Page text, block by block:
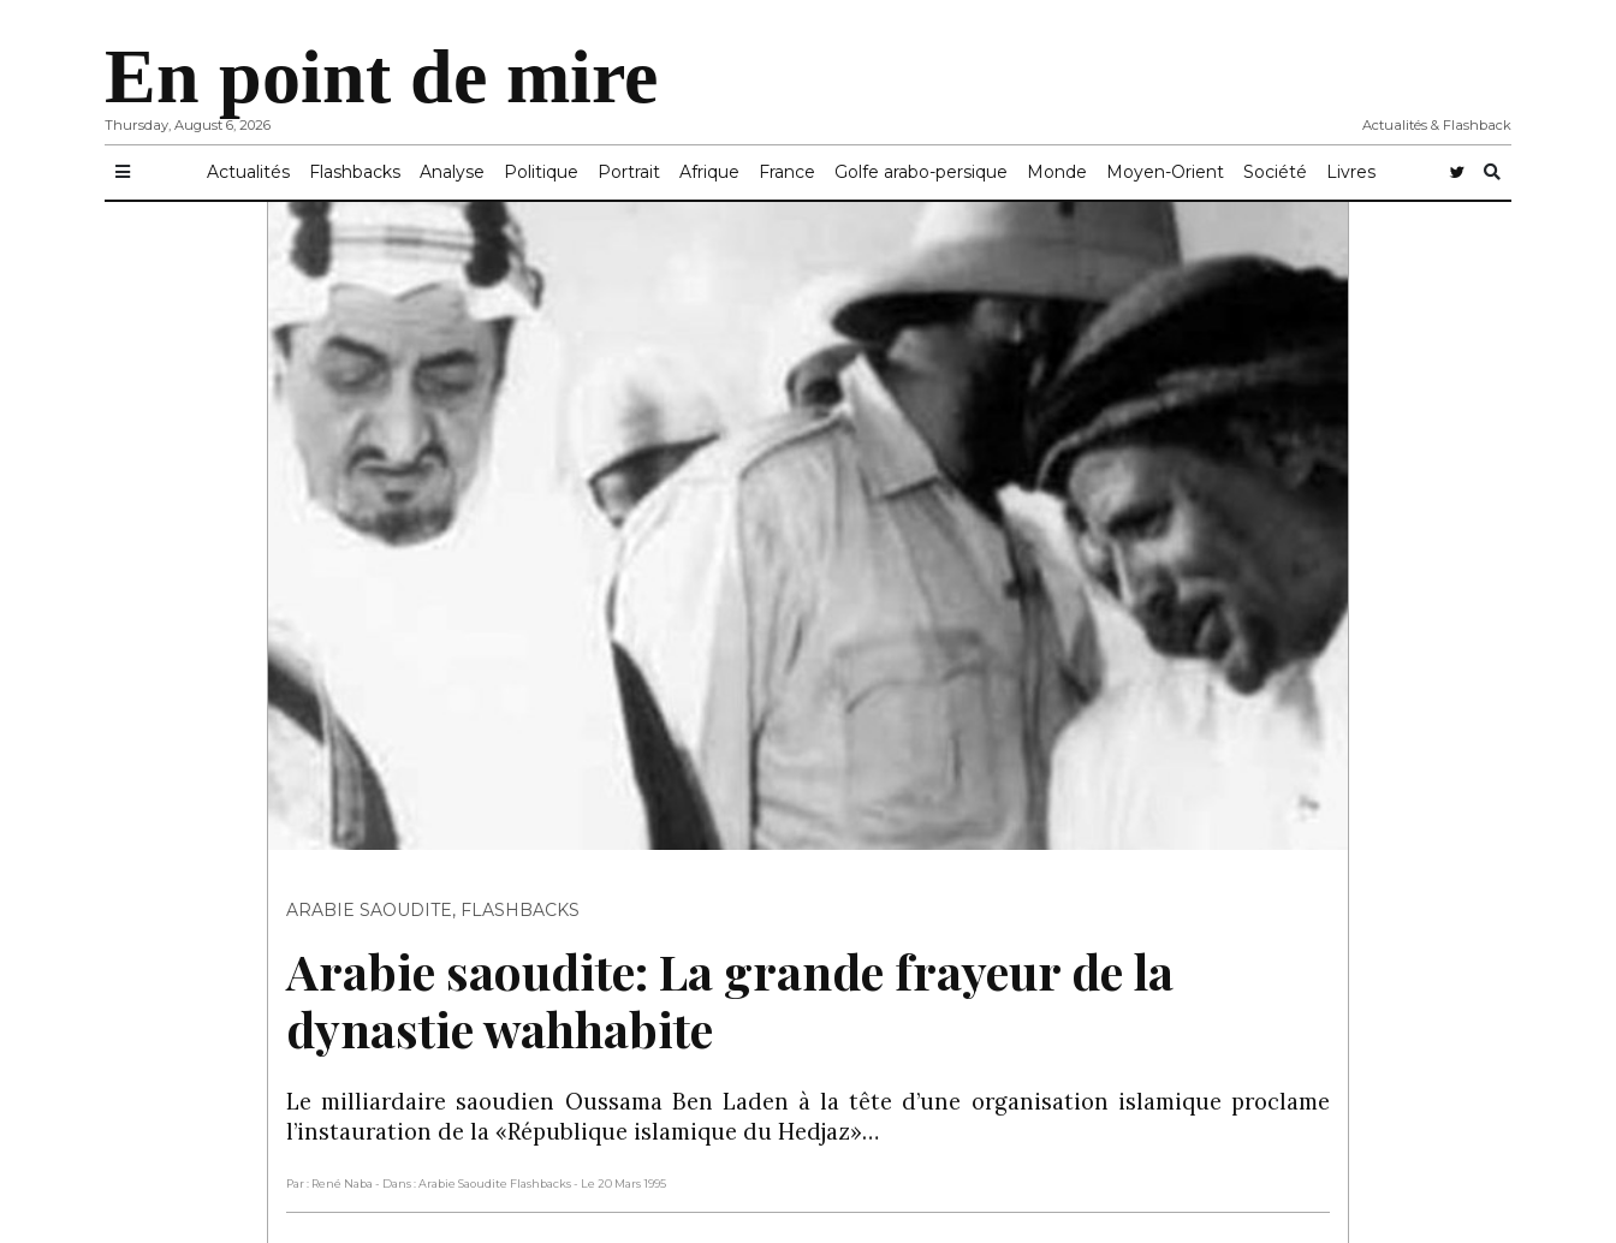
Thursday, August 6, 2026
En point de mire
Actualités & Flashback
Actualités Flashbacks Analyse Politique Portrait Afrique France Golfe arabo-persique Monde Moyen-Orient Société Livres
ARABIE SAOUDITE, FLASHBACKS
Arabie saoudite: La grande frayeur de la
dynastie wahhabite
Le milliardaire saoudien Oussama Ben Laden à la tête d’une organisation islamique proclame
l’instauration de la «République islamique du Hedjaz»…
Par : René Naba - Dans : Arabie Saoudite Flashbacks- Le 20 Mars 1995